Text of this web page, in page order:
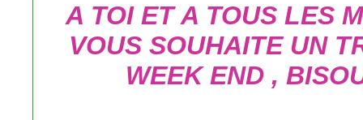
A TOI ET A TOUS LES
VOUS SOUHAITE UN
WEEK END ,